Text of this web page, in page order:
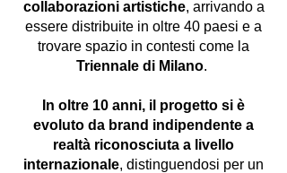
collaborazioni artistiche, arrivando a
essere distribuite in oltre 40 paesi e a
trovare spazio in contesti come la
Triennale di Milano.
In oltre 10 anni, il progetto si è
evoluto da brand indipendente a
realtà riconosciuta a livello
internazionale, distinguendosi per un